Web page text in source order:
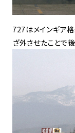
727はメインギア
ざ外させたことで